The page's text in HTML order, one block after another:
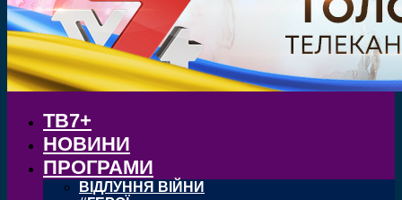
ТВ7+
НОВИНИ
ПРОГРАМИ
ВІДЛУННЯ ВІЙНИ